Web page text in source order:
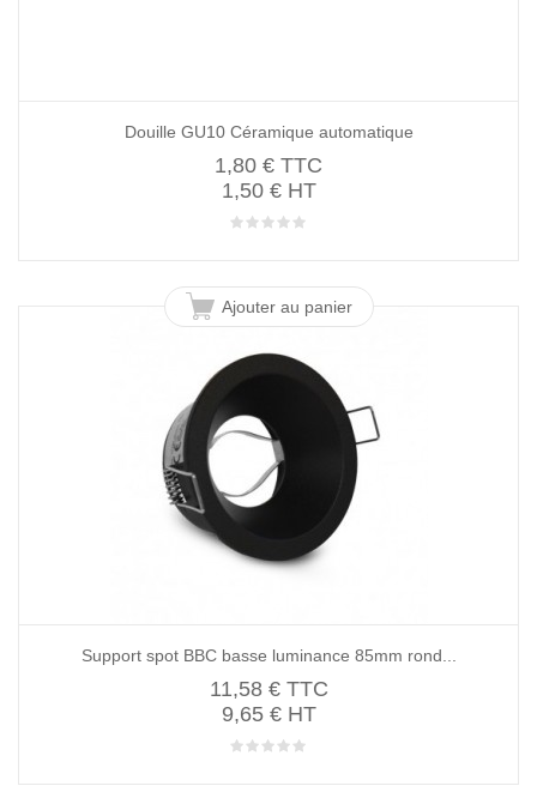
Douille GU10 Céramique automatique
1,80 € TTC
1,50 € HT
Ajouter au panier
Support spot BBC basse luminance 85mm rond...
11,58 €TTC
9,65 € HT